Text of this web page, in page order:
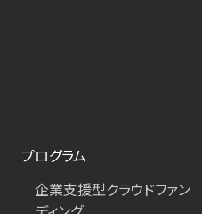
プログラム
企業支援型クラウドファン